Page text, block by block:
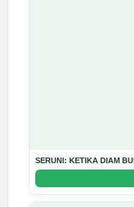
SERUNI: KETIKA DIAM